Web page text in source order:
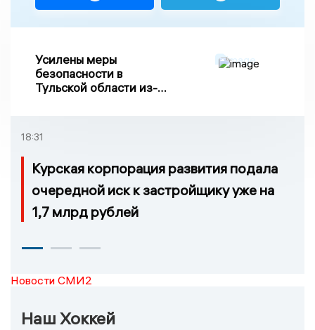
Усилены меры
безопасности в
Тульской области из-за
18:31
Курская корпорация развития подала
очередной иск к застройщику уже на
1,7 млрд рублей
Новости СМИ2
Наш Хоккей